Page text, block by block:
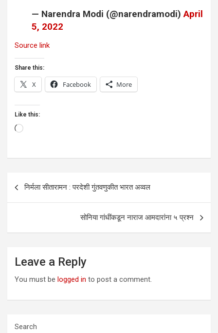
— Narendra Modi (@narendramodi)April
5, 2022
Source link
Share this:
X Facebook More
Like this:
Loading…
Post
निर्मला सीतारामन : परदेशी गुंतवणुकीत भारत अव्वल
सोनिया गांधींकडून नाराज आमदारांना ५ प्रश्न
Leave a Reply
You must be logged in to post a comment.
Search